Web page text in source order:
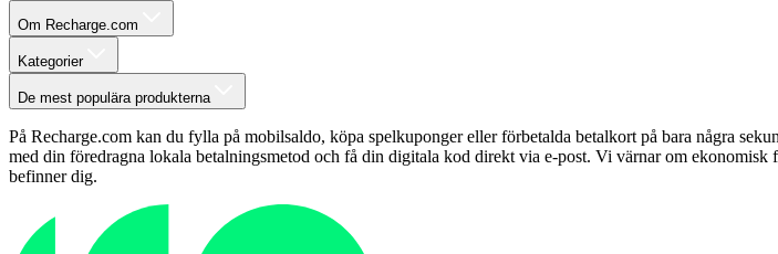
Om Recharge.com
Kategorier
De mest populära produkterna
På Recharge.com kan du fylla på mobilsaldo, köpa spelkuponger eller förbetalda betalkort på bara några
med din föredragna lokala betalningsmetod och få din digitala kod direkt via e-post. Vi värnar om
befinner dig.